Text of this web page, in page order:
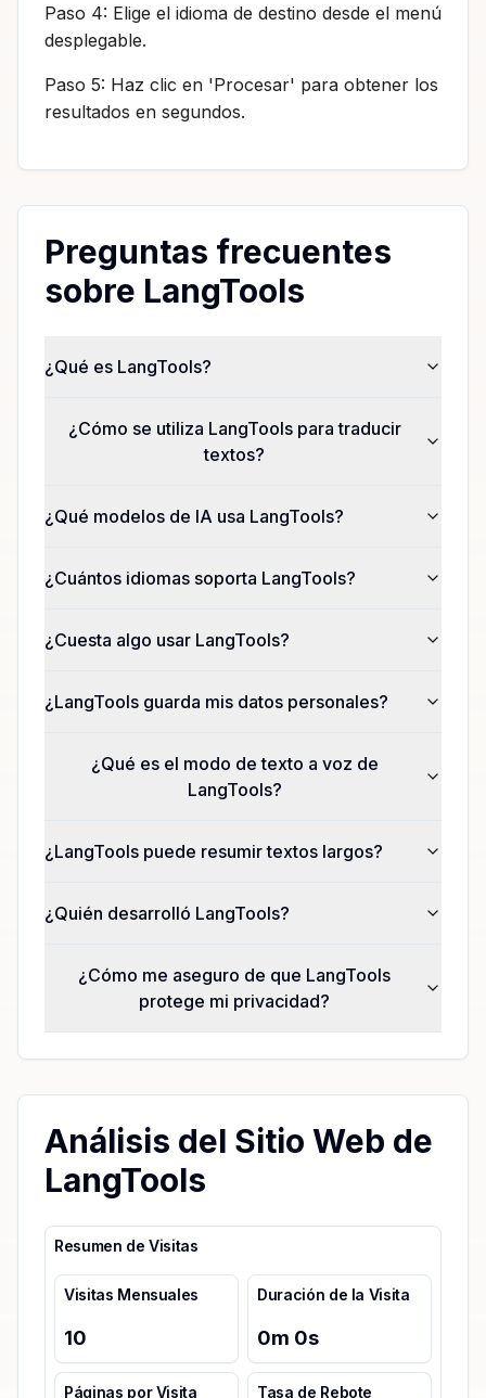
Paso 4: Elige el idioma de destino desde el menú
desplegable.
Paso 5: Haz clic en 'Procesar' para obtener los
resultados en segundos.
Preguntas frecuentes
sobre LangTools
¿Qué es LangTools?
¿Cómo se utiliza LangTools para traducir
textos?
¿Qué modelos de IA usa LangTools?
¿Cuántos idiomas soporta LangTools?
¿Cuesta algo usar LangTools?
¿LangTools guarda mis datos personales?
¿Qué es el modo de texto a voz de
LangTools?
¿LangTools puede resumir textos largos?
¿Quién desarrolló LangTools?
¿Cómo me aseguro de que LangTools
protege mi privacidad?
Análisis del Sitio Web de
LangTools
Resumen de Visitas
Visitas Mensuales
10
Duración de la Visita
0m 0s
Páginas por Visita Tasa de Rebote